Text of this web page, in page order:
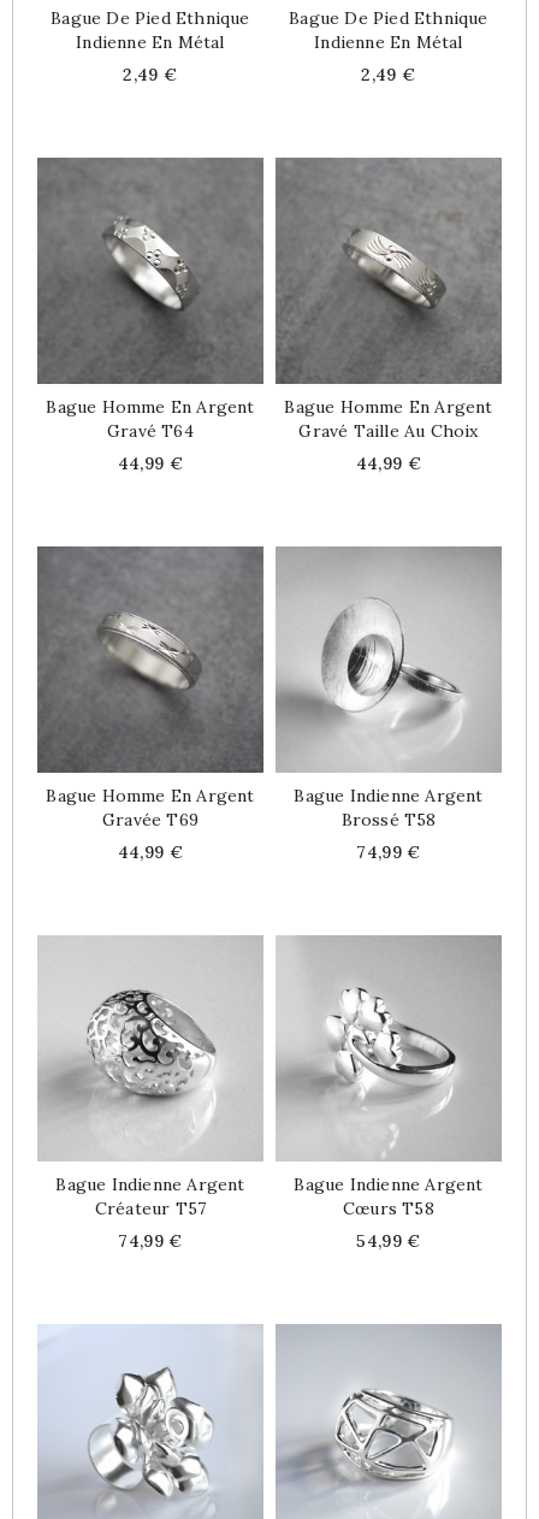
Bague De Pied Ethnique
Indienne En Métal
Price
2,49 €
Bague De Pied Ethnique
Indienne En Métal
Price
2,49 €
Bague Homme En Argent
Gravé T64
Price
44,99 €
Bague Homme En Argent
Gravé Taille Au Choix
Price
44,99 €
Bague Homme En Argent
Gravée T69
Price
44,99 €
Bague Indienne Argent
Brossé T58
Price
74,99 €
Bague Indienne Argent
Créateur T57
Price
74,99 €
Bague Indienne Argent
Cœurs T58
Price
54,99 €